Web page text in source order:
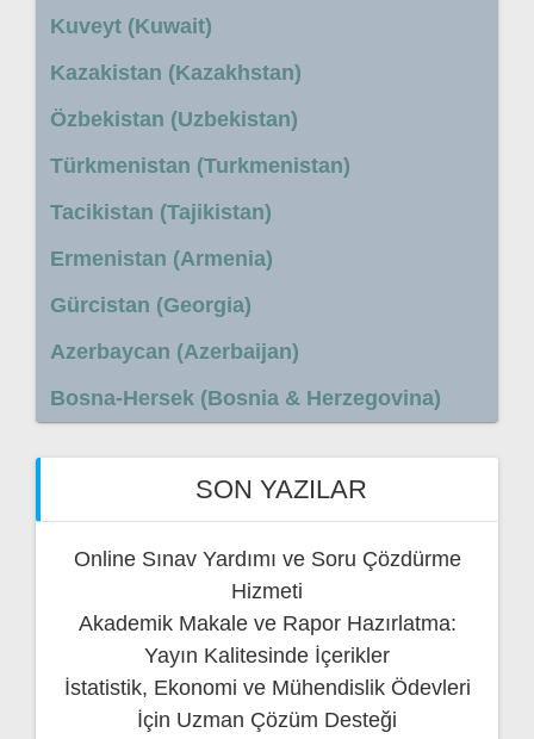
Kuveyt (Kuwait)
Kazakistan (Kazakhstan)
Özbekistan (Uzbekistan)
Türkmenistan (Turkmenistan)
Tacikistan (Tajikistan)
Ermenistan (Armenia)
Gürcistan (Georgia)
Azerbaycan (Azerbaijan)
Bosna-Hersek (Bosnia & Herzegovina)
SON YAZILAR
Online Sınav Yardımı ve Soru Çözdürme
Hizmeti
Akademik Makale ve Rapor Hazırlatma:
Yayın Kalitesinde İçerikler
İstatistik, Ekonomi ve Mühendislik Ödevleri
İçin Uzman Çözüm Desteği